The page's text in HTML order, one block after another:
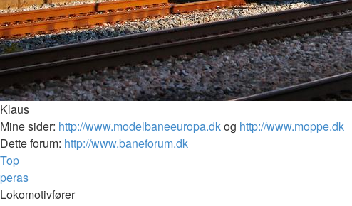
Klaus
Mine sider: http://www.modelbaneeuropa.dkog http://www.moppe.dk
Dette forum: http://www.baneforum.dk
Top
peras
Lokomotivfører